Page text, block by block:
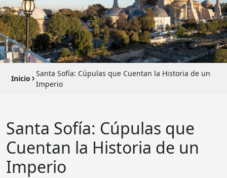
Inicio
Santa Sofía: Cúpulas que Cuentan la Historia de un
Imperio
Santa Sofía: Cúpulas que
Cuentan la Historia de un
Imperio